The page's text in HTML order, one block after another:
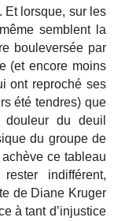
Et lorsque, sur les
semblent la
bouleversée par
(et encore moins
ont reproché ses
été tendres) que
douleur du deuil
du groupe de
ce tableau
indifférent,
de Diane Kruger
à tant d’injustice